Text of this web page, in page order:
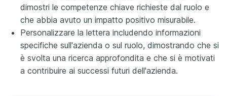
dimostri le competenze chiave richieste dal ruolo e
che abbia avuto un impatto positivo misurabile.
Personalizzare la lettera includendo informazioni
specifiche sull'azienda o sul ruolo, dimostrando che si
è svolta una ricerca approfondita e che si è motivati
a contribuire ai successi futuri dell'azienda.